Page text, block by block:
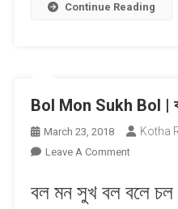
Continue Reading
Bol Mon Sukh Bol |
March 23, 2018 Kotha
Leave A CommentOn
Mon
বল মন সুখ বল বলে চল